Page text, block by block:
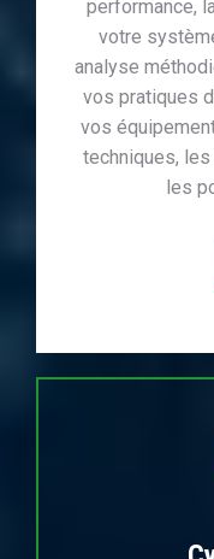
performance,
votre
analyse
vos pratiques
vos
techniques,
les